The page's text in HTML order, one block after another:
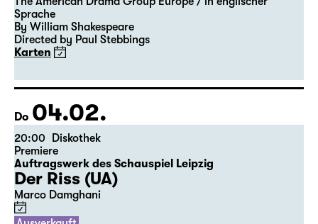
18:00 Große Bühne
Gastspiel
Macbeth
The American Drama Group Europe / in englischer
By William Shakespeare
Directed by Paul Stebbings
Karten
Do 04.02.
20:00 Diskothek
Premiere
Auftragswerk des Schauspiel Leipzig